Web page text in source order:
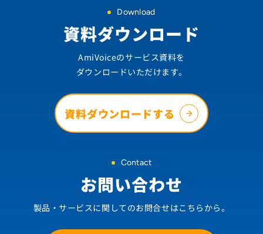
Download
資料ダウンロード
AmiVoiceのサービス資料を
ダウンロードいただけます。
資料ダウンロードする
Contact
お問い合わせ
製品・サービスに関してのお問合せはこちらから。